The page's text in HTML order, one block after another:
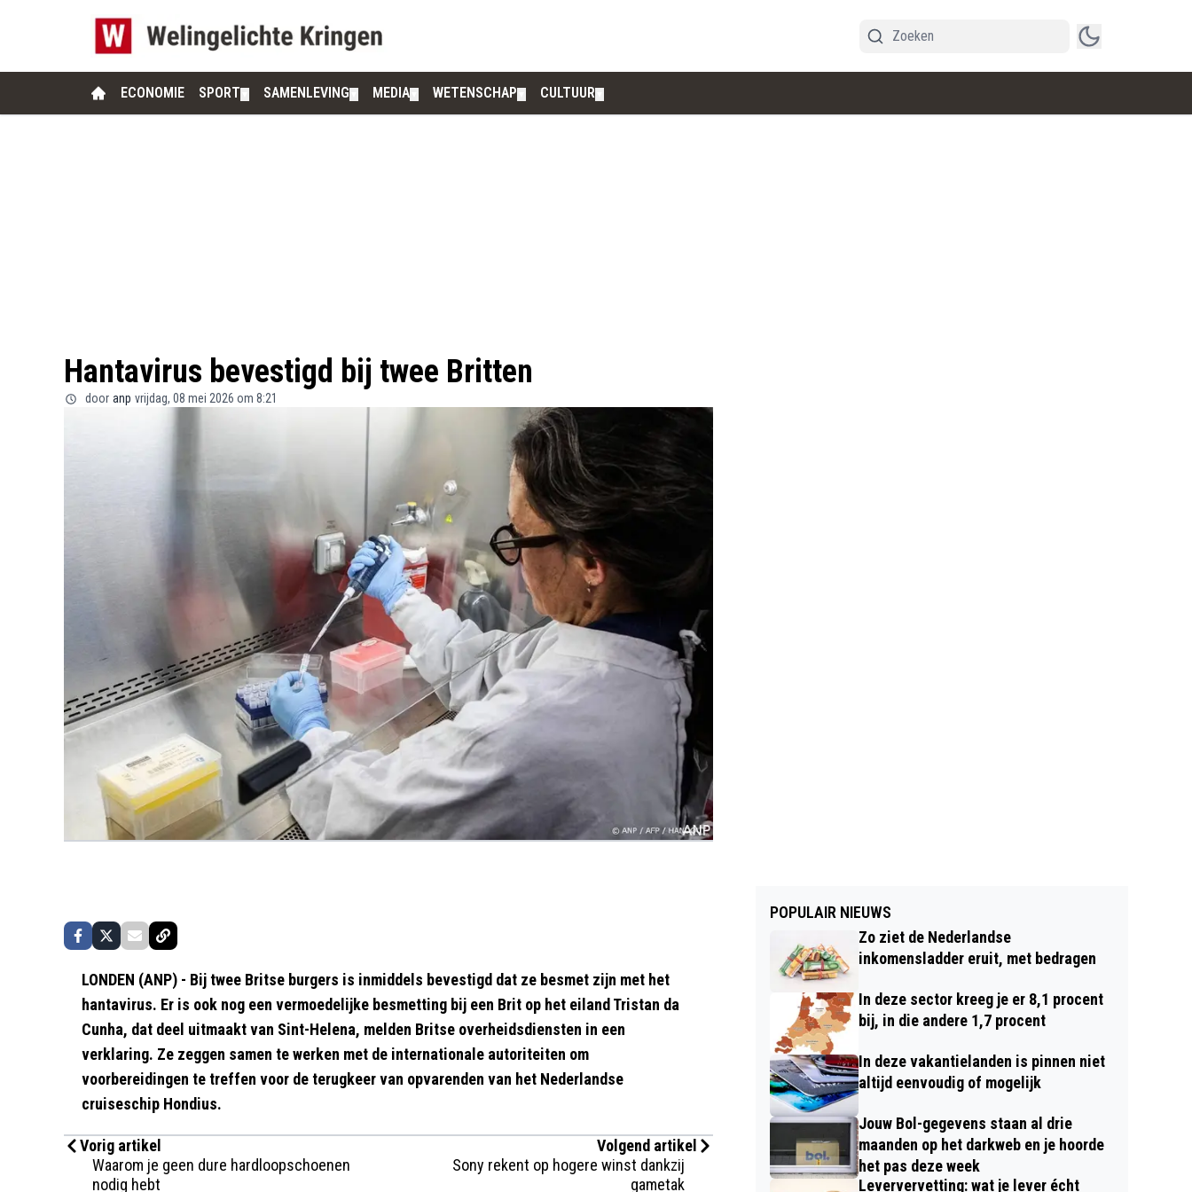
ECONOMIE SPORT SAMENLEVING MEDIA WETENSCHAP CULTUUR
Hantavirus bevestigd bij twee Britten
door anp vrijdag, 08 mei 2026 om 8:21
LONDEN (ANP) - Bij twee Britse burgers is inmiddels bevestigd dat ze besmet zijn met het
hantavirus. Er is ook nog een vermoedelijke besmetting bij een Brit op het eiland Tristan da
Cunha, dat deel uitmaakt van Sint-Helena, melden Britse overheidsdiensten in een
verklaring. Ze zeggen samen te werken met de internationale autoriteiten om
voorbereidingen te treffen voor de terugkeer van opvarenden van het Nederlandse
cruiseschip Hondius.
Vorig artikel
Waarom je geen dure hardloopschoenen
nodig hebt
Volgend artikel
Sony rekent op hogere winst dankzij
gametak
POPULAIR NIEUWS
Zo ziet de Nederlandse
inkomensladder eruit, met bedragen
In deze sector kreeg je er 8,1 procent
bij, in die andere 1,7 procent
In deze vakantielanden is pinnen niet
altijd eenvoudig of mogelijk
Jouw Bol-gegevens staan al drie
maanden op het darkweb en je hoorde
het pas deze week
Leververvetting: wat je lever écht